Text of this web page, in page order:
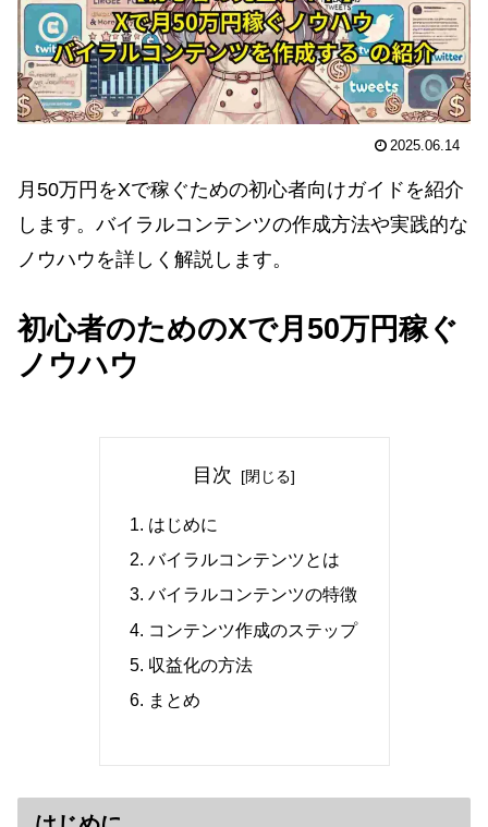
2025.06.14
月50万円をXで稼ぐための初心者向けガイドを紹介
します。バイラルコンテンツの作成方法や実践的な
ノウハウを詳しく解説します。
初心者のためのXで月50万円稼ぐ
ノウハウ
目次
はじめに
バイラルコンテンツとは
バイラルコンテンツの特徴
コンテンツ作成のステップ
収益化の方法
まとめ